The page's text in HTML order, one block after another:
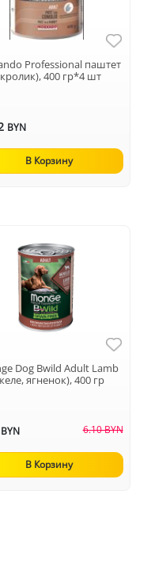
Professional паштет
400 гр*4 шт
BYN
В Корзину
Dog Bwild Adult Lamb
ягненок), 400 гр
BYN 6.10 BYN
В Корзину